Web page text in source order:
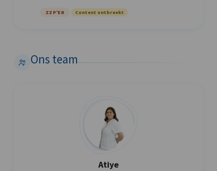
ZZP'ER Content ontbreekt
Ons team
Atiye